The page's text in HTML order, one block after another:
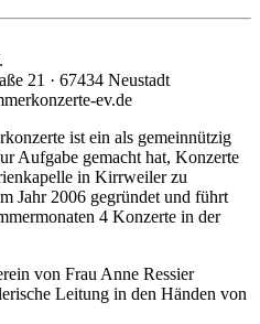
21 · 67434 Neustadt
ev.de
ist ein als gemeinnützig
Aufgabe gemacht hat, Konzerte
in Kirrweiler zu
Jahr 2006 gegründet und führt
4 Konzerte in der
von Frau Anne Ressier
Leitung in den Händen von